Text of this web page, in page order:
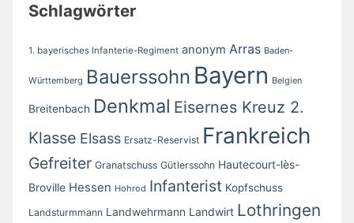
Schlagwörter
1. bayerisches Infanterie-Regiment anonym Arras Baden-
Württemberg Bauerssohn Bayern Belgien
Breitenbach Denkmal Eisernes Kreuz 2.
Klasse Elsass Ersatz-Reservist Frankreich
Gefreiter Granatschuss Gütlerssohn Hautecourt-lès-
Broville Hessen Hohrod Infanterist Kopfschuss
Landsturmmann Landwehrmann Landwirt Lothringen